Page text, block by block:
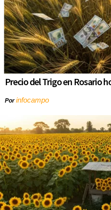
Precio del Trigo en Rosario
Porinfocampo